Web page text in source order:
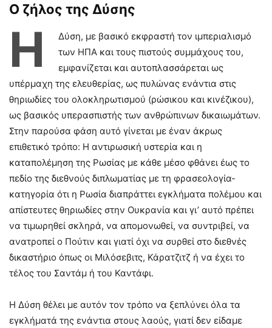
Ο ζήλος της Δύσης
Η
Δύση, με βασικό εκφραστή τον ιμπεριαλισμό
των ΗΠΑ και τους πιστούς συμμάχους του,
εμφανίζεται και αυτοπλασσάρεται ως
υπέρμαχη της ελευθερίας, ως πυλώνας ενάντια στις
θηριωδίες του ολοκληρωτισμού (ρώσικου και κινέζικου),
ως βασικός υπερασπιστής των ανθρώπινων δικαιωμάτων.
Στην παρούσα φάση αυτό γίνεται με έναν άκρως
επιθετικό τρόπο: Η αντιρωσική υστερία και η
καταπολέμηση της Ρωσίας με κάθε μέσο φθάνει έως το
πεδίο της διεθνούς διπλωματίας με τη φρασεολογία-
κατηγορία ότι η Ρωσία διαπράττει εγκλήματα πολέμου και
απίστευτες θηριωδίες στην Ουκρανία και γι’ αυτό πρέπει
να τιμωρηθεί σκληρά, να απομονωθεί, να συντριβεί, να
ανατροπεί ο Πούτιν και γιατί όχι να συρθεί στο διεθνές
δικαστήριο όπως οι Μιλόσεβιτς, Κάρατζιτζ ή να έχει το
τέλος του Σαντάμ ή του Καντάφι.
Η Δύση θέλει με αυτόν τον τρόπο να ξεπλύνει όλα τα
εγκλήματά της ενάντια στους λαούς, γιατί δεν είδαμε